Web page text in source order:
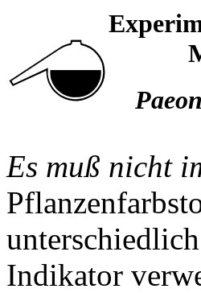
Es muß nicht
Indikator